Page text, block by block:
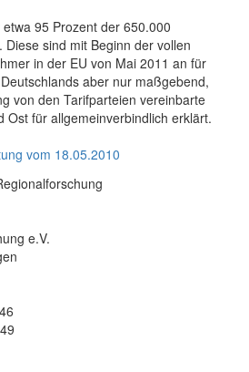
95 Prozent der 650.000
sind mit Beginn der vollen
in der EU von Mai 2011 an für
aber nur maßgebend,
von den Tarifparteien vereinbarte
Ost für allgemeinverbindlich erklärt.
vom 18.05.2010
e.V.